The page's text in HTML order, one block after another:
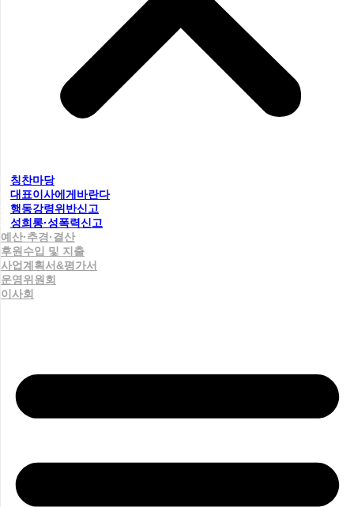
칭찬마당
대표이사에게바란다
행동강령위반신고
성희롱·성폭력신고
예산·추경·결산
후원수입 및 지출
사업계획서&평가서
운영위원회
이사회